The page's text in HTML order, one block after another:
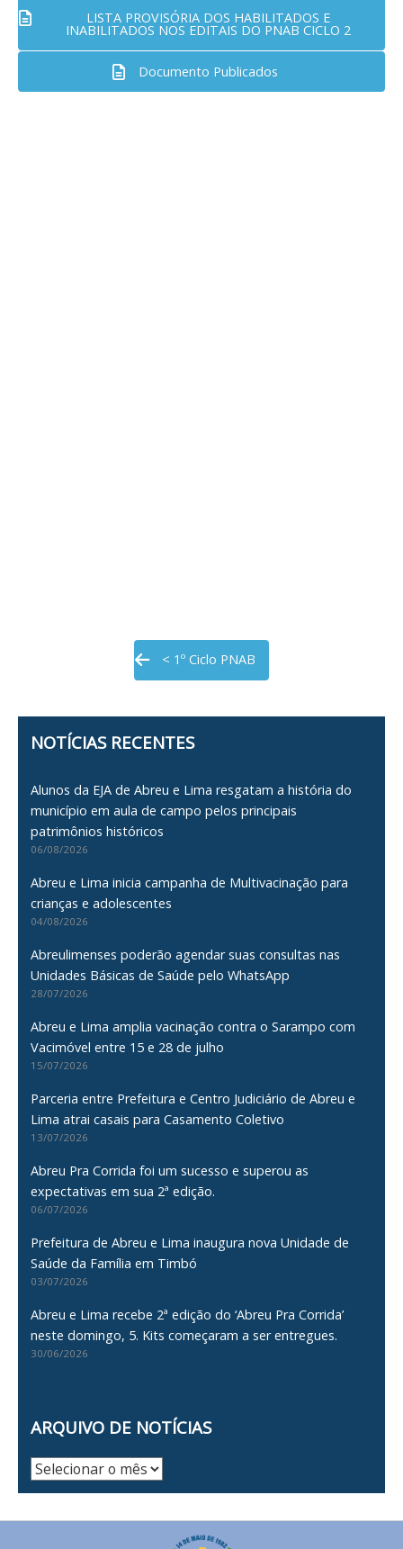
LISTA PROVISÓRIA DOS HABILITADOS E
INABILITADOS NOS EDITAIS DO PNAB CICLO 2
Documento Publicados
< 1º Ciclo PNAB
NOTÍCIAS RECENTES
Alunos da EJA de Abreu e Lima resgatam a história do
município em aula de campo pelos principais
patrimônios históricos
06/08/2026
Abreu e Lima inicia campanha de Multivacinação para
crianças e adolescentes
04/08/2026
Abreulimenses poderão agendar suas consultas nas
Unidades Básicas de Saúde pelo WhatsApp
28/07/2026
Abreu e Lima amplia vacinação contra o Sarampo com
Vacimóvel entre 15 e 28 de julho
15/07/2026
Parceria entre Prefeitura e Centro Judiciário de Abreu e
Lima atrai casais para Casamento Coletivo
13/07/2026
Abreu Pra Corrida foi um sucesso e superou as
expectativas em sua 2ª edição.
06/07/2026
Prefeitura de Abreu e Lima inaugura nova Unidade de
Saúde da Família em Timbó
03/07/2026
Abreu e Lima recebe 2ª edição do ‘Abreu Pra Corrida’
neste domingo, 5. Kits começaram a ser entregues.
30/06/2026
ARQUIVO DE NOTÍCIAS
Arquivo